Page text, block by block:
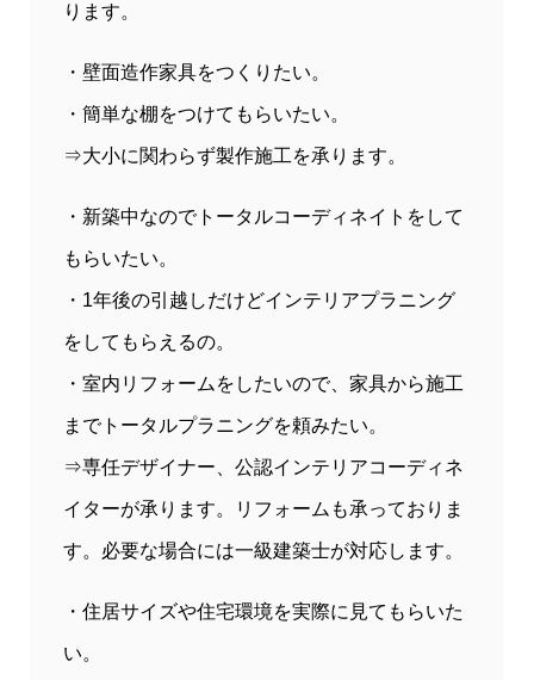
ります。
・壁面造作家具をつくりたい。
・簡単な棚をつけてもらいたい。
⇒大小に関わらず製作施工を承ります。
・新築中なのでトータルコーディネイトをして
もらいたい。
・1年後の引越しだけどインテリアプラニング
をしてもらえるの。
・室内リフォームをしたいので、家具から施工
までトータルプラニングを頼みたい。
⇒専任デザイナー、公認インテリアコーディネ
イターが承ります。リフォームも承っておりま
す。必要な場合には一級建築士が対応します。
・住居サイズや住宅環境を実際に見てもらいた
い。